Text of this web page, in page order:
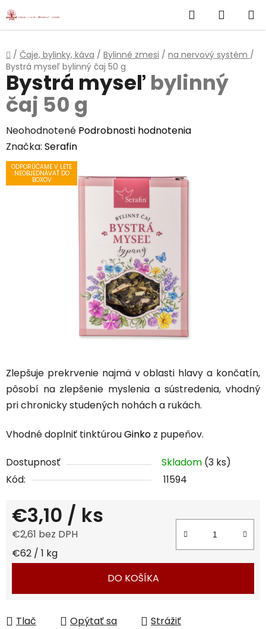
Prejsť
na
Hľadať
KOŠÍK
Domov
/ Čaje, bylinky, káva / Bylinné zmesi / na nervový systém /
Bystrá myseľ bylinný čaj 50 g
Zlepšuje prekrvenie najmä v oblasti hlavy a končatín,
pôsobí na zlepšenie myslenia a sústredenia, vhodný
pri chronicky studených nohách a rukách.
Vhodné doplniť tinktúrouGinko z pupeňov.
Dostupnosť Skladom (3 ks)
Kód:
11594
€3,10 / ks
€2,61 bez DPH
Jednotková cena:
€62 / 1 kg
DO KOŠÍKA
Tlač Opýtať sa
Strážiť
Bystrá myseľ bylinný
čaj 50 g
Priemerné
hodnotenie
produktu
Neohodnotené Podrobnosti hodnotenia
Značka: Serafin
ODPORÚČAME V LETE
NEOBJEDNÁVAŤ DO
BOXOV